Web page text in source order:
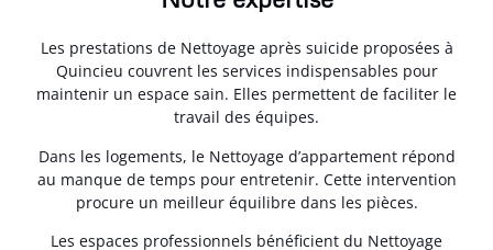
Les prestations de Nettoyage après suicide proposées à
Quincieu couvrent les services indispensables pour
maintenir un espace sain. Elles permettent de faciliter le
travail des équipes.
Dans les logements, le Nettoyage d’appartement répond
au manque de temps pour entretenir. Cette intervention
procure un meilleur équilibre dans les pièces.
Les espaces professionnels bénéficient du Nettoyage